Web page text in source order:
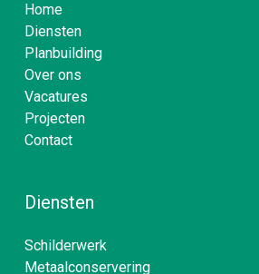
Home
Diensten
Planbuilding
Over ons
Vacatures
Projecten
Contact
Diensten
Schilderwerk
Metaalconservering